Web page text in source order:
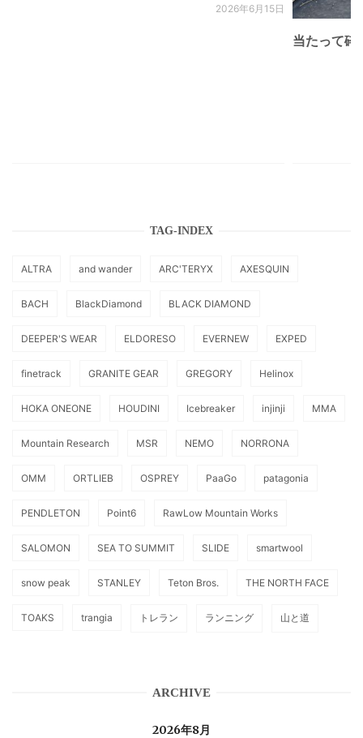
2026年6月15日
当たって砕
TAG-INDEX
ALTRA and wander ARC'TERYX AXESQUIN
BACH BlackDiamond BLACK DIAMOND
DEEPER'S WEAR ELDORESO EVERNEW EXPED
finetrack GRANITE GEAR GREGORY Helinox
HOKA ONEONE HOUDINI Icebreaker injinji MMA
Mountain Research MSR NEMO NORRONA
OMM ORTLIEB OSPREY PaaGo patagonia
PENDLETON Point6 RawLow Mountain Works
SALOMON SEA TO SUMMIT SLIDE smartwool
snow peak STANLEY Teton Bros. THE NORTH FACE
TOAKS trangia トレラン ランニング 山と道
ARCHIVE
2026年8月